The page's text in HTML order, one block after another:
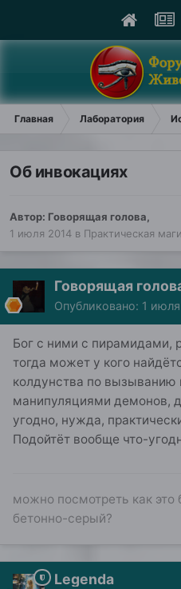
Главная Лаборатория
Об инвокациях
Автор: Говорящая голова,
1 июля 2014 в Практическая
Говорящая
Опубликовано: 1
Бог с ними с пирамидами,
тогда может у кого
колдунства по
манипуляциями демонов,
угодно, нужда,
Подойтёт вообще что-
можно посмотреть как это
бетонно-серый?
Legenda